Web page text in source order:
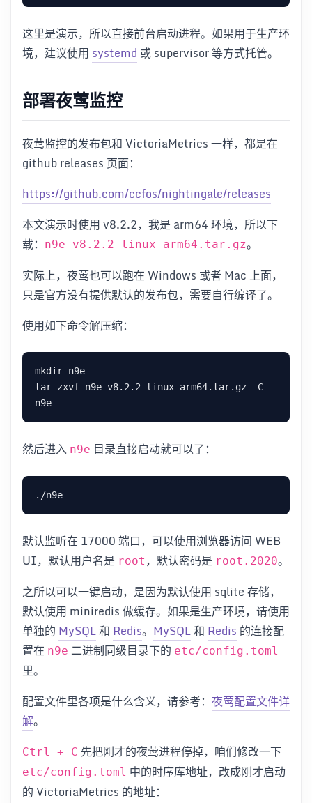
这里是演示，所以直接前台启动进程。如果用于生产环
境，建议使用 systemd 或 supervisor 等方式托管。
部署夜莺监控
夜莺监控的发布包和 VictoriaMetrics 一样，都是在
github releases 页面：
https://github.com/ccfos/nightingale/releases
本文演示时使用 v8.2.2，我是 arm64 环境，所以下
载：
n9e-v8.2.2-linux-arm64.tar.gz。
实际上，夜莺也可以跑在 Windows 或者 Mac 上面，
只是官方没有提供默认的发布包，需要自行编译了。
使用如下命令解压缩：
tar zxvf n9e-v8.2.2-linux-arm64.tar.gz -C
然后进入 n9e 目录直接启动就可以了：
默认监听在 17000 端口，可以使用浏览器访问 WEB
UI，默认用户名是 root ，默认密码是 root.2020。
之所以可以一键启动，是因为默认使用 sqlite 存储，
默认使用 miniredis 做缓存。如果是生产环境，请使用
单独的 MySQL和 Redis。 MySQL和 Redis 的连接配
置在 n9e 二进制同级目录下的 etc/config.toml
里。
配置文件里各项是什么含义，请参考： 夜莺配置文件详
解。
Ctrl + C 先把刚才的夜莺进程停掉，咱们修改一下
etc/config.toml 中的时序库地址，改成刚才启动
的 VictoriaMetrics 的地址：